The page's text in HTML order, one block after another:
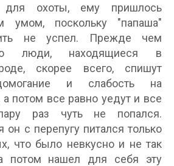
охоты, ему пришлось
умом, поскольку "папаша"
не успел. Прежде чем
люди, находящиеся в
скорее всего, спишут
и слабость на
а потом все равно уедут и все
раз чуть не попался.
он с перепугу питался только
что было невкусно и не так
потом нашел для себя эту